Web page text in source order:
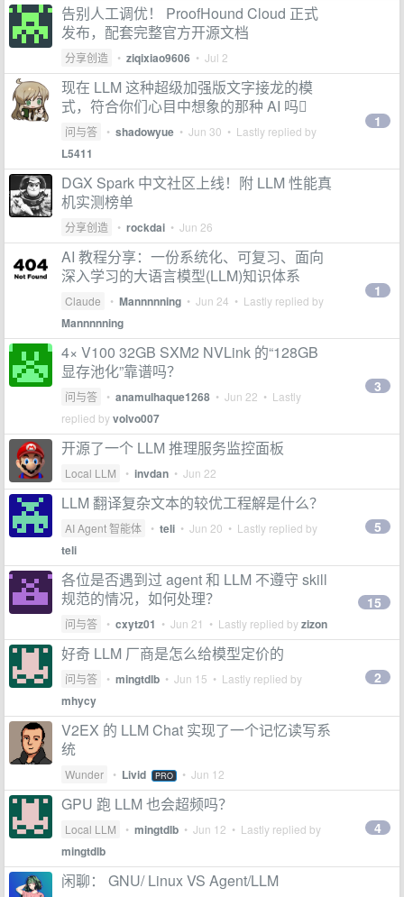
告别人工调优！ ProofHound Cloud 正式
发布，配套完整官方开源文档
分享创造 • ziqixiao9606 • Jul 2
现在 LLM 这种超级加强版文字接龙的模
式，符合你们心目中想象的那种 AI 吗🫪
问与答 • shadowyue • Jun 30 • Lastly replied by
L5411
1
DGX Spark 中文社区上线！附 LLM 性能真
机实测榜单
分享创造 • rockdai • Jun 26
AI 教程分享：一份系统化、可复习、面向
深入学习的大语言模型(LLM)知识体系
Claude • Mannnnning • Jun 24 • Lastly replied by
Mannnnning
1
4× V100 32GB SXM2 NVLink 的“128GB
显存池化”靠谱吗？
问与答 • anamulhaque1268 • Jun 22 • Lastly
replied byvolvo007
3
开源了一个 LLM 推理服务监控面板
Local LLM • invdan • Jun 22
LLM 翻译复杂文本的较优工程解是什么？
AI Agent 智能体 • teli • Jun 20 • Lastly replied by
teli
5
各位是否遇到过 agent 和 LLM 不遵守 skill
规范的情况，如何处理？
问与答 • cxytz01 • Jun 21 • Lastly replied byzizon
15
好奇 LLM 厂商是怎么给模型定价的
问与答 • mingtdlb • Jun 15 • Lastly replied by
mhycy
2
V2EX 的 LLM Chat 实现了一个记忆读写系
统
Wunder • Livid PRO • Jun 12
GPU 跑 LLM 也会超频吗？
Local LLM • mingtdlb • Jun 12 • Lastly replied by
mingtdlb
4
闲聊： GNU/ Linux VS Agent/LLM